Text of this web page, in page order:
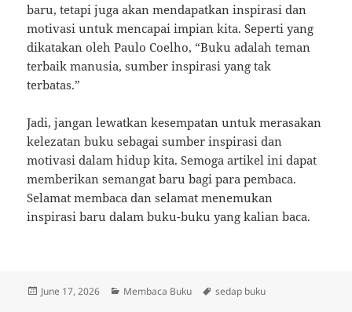
baru, tetapi juga akan mendapatkan inspirasi dan
motivasi untuk mencapai impian kita. Seperti yang
dikatakan oleh Paulo Coelho, “Buku adalah teman
terbaik manusia, sumber inspirasi yang tak
terbatas.”
Jadi, jangan lewatkan kesempatan untuk merasakan
kelezatan buku sebagai sumber inspirasi dan
motivasi dalam hidup kita. Semoga artikel ini dapat
memberikan semangat baru bagi para pembaca.
Selamat membaca dan selamat menemukan
inspirasi baru dalam buku-buku yang kalian baca.
Posted
June 17, 2026 Categories
Membaca Buku Tags
sedap buku